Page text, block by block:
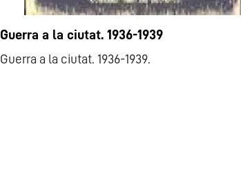
Guerra a la ciutat. 1936-1939
Guerra a la ciutat. 1936-1939.